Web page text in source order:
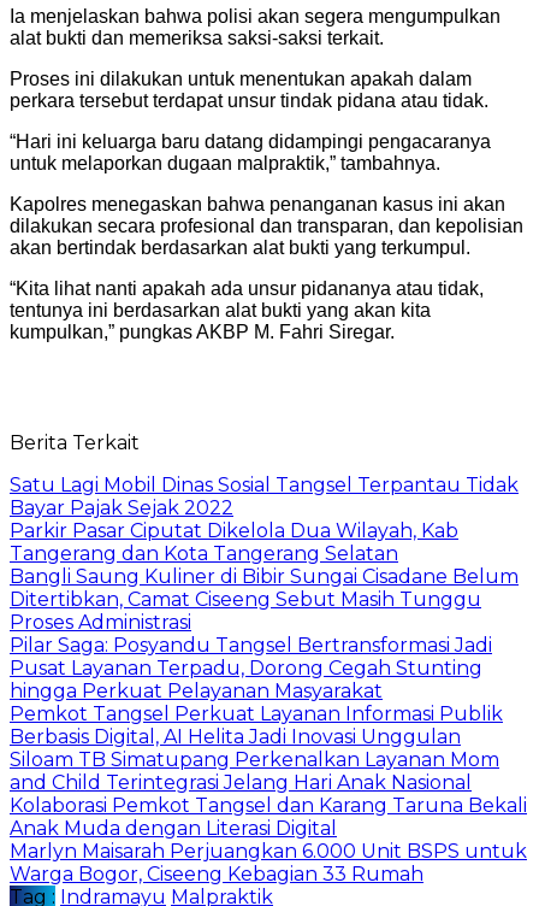
Ia menjelaskan bahwa polisi akan segera mengumpulkan
alat bukti dan memeriksa saksi-saksi terkait.
Proses ini dilakukan untuk menentukan apakah dalam
perkara tersebut terdapat unsur tindak pidana atau tidak.
“Hari ini keluarga baru datang didampingi pengacaranya
untuk melaporkan dugaan malpraktik,” tambahnya.
Kapolres menegaskan bahwa penanganan kasus ini akan
dilakukan secara profesional dan transparan, dan kepolisian
akan bertindak berdasarkan alat bukti yang terkumpul.
“Kita lihat nanti apakah ada unsur pidananya atau tidak,
tentunya ini berdasarkan alat bukti yang akan kita
kumpulkan,” pungkas AKBP M. Fahri Siregar.
Berita Terkait
Satu Lagi Mobil Dinas Sosial Tangsel Terpantau Tidak
Bayar Pajak Sejak 2022
Parkir Pasar Ciputat Dikelola Dua Wilayah, Kab
Tangerang dan Kota Tangerang Selatan
Bangli Saung Kuliner di Bibir Sungai Cisadane Belum
Ditertibkan, Camat Ciseeng Sebut Masih Tunggu
Proses Administrasi
Pilar Saga: Posyandu Tangsel Bertransformasi Jadi
Pusat Layanan Terpadu, Dorong Cegah Stunting
hingga Perkuat Pelayanan Masyarakat
Pemkot Tangsel Perkuat Layanan Informasi Publik
Berbasis Digital, AI Helita Jadi Inovasi Unggulan
Siloam TB Simatupang Perkenalkan Layanan Mom
and Child Terintegrasi Jelang Hari Anak Nasional
Kolaborasi Pemkot Tangsel dan Karang Taruna Bekali
Anak Muda dengan Literasi Digital
Marlyn Maisarah Perjuangkan 6.000 Unit BSPS untuk
Warga Bogor, Ciseeng Kebagian 33 Rumah
Tag : Indramayu Malpraktik